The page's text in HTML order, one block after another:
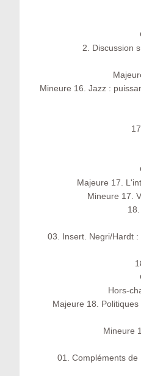
2. Discussion
Mineure 16. Jazz :
Majeure 17.
Mineure 17.
03. Insert. Negri/Hardt :
Hors-
Majeure 18. Politiques
Mineure
01. Compléments de